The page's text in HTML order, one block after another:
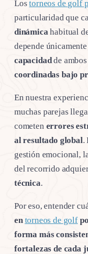
Los torneos de golf
particularidad que
dinámica habitual
depende
capacidadde
coordinadas bajo
En nuestra
muchas parejas
cometen errores
al resultado global.
gestión emocional,
del recorrido
técnica.
Por eso, entender
en torneos de golf
forma más
fortalezas de cada